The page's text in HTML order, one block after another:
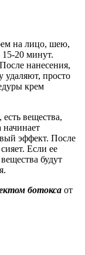
на лицо, шею,
15-20 минут.
нанесения,
удаляют, просто
крем
вещества,
начинает
эффект. После
Если ее
будут
ботокса от